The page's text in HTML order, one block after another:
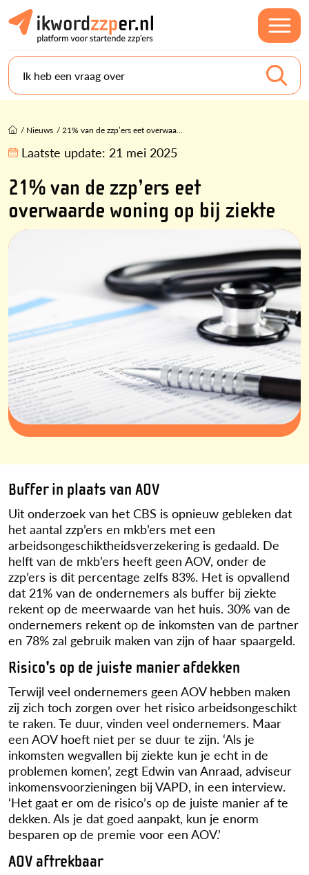
Ik heb een vraag over
/ Nieuws /21% van de zzp’ers eet overwaa...
Laatste update: 21 mei 2025
21% van de zzp’ers eet
overwaarde woning op bij ziekte
Buffer in plaats van AOV
Uit onderzoek van het CBS is opnieuw gebleken dat
het aantal zzp’ers en mkb’ers met een
arbeidsongeschiktheidsverzekering is gedaald. De
helft van de mkb’ers heeft geen AOV, onder de
zzp’ers is dit percentage zelfs 83%. Het is opvallend
dat 21% van de ondernemers als buffer bij ziekte
rekent op de meerwaarde van het huis. 30% van de
ondernemers rekent op de inkomsten van de partner
en 78% zal gebruik maken van zijn of haar spaargeld.
Risico's op de juiste manier afdekken
Terwijl veel ondernemers geen AOV hebben maken
zij zich toch zorgen over het risico arbeidsongeschikt
te raken. Te duur, vinden veel ondernemers. Maar
een AOV hoeft niet per se duur te zijn. ‘Als je
inkomsten wegvallen bij ziekte kun je echt in de
problemen komen’, zegt Edwin van Anraad, adviseur
inkomensvoorzieningen bij VAPD, in een interview.
‘Het gaat er om de risico’s op de juiste manier af te
dekken. Als je dat goed aanpakt, kun je enorm
besparen op de premie voor een AOV.’
AOV aftrekbaar